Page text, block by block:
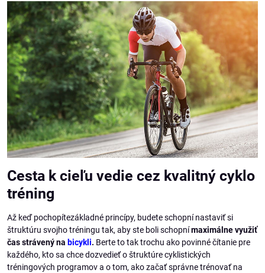
Cesta k cieľu vedie cez kvalitný cyklo
tréning
Až keď pochopítezákladné princípy, budete schopní nastaviť si
štruktúru svojho tréningu tak, aby ste boli schopnímaximálne využiť
čas strávený na bicykli. Berte to tak trochu ako povinné čítanie pre
každého, kto sa chce dozvedieť o štruktúre cyklistických
tréningových programov a o tom, ako začať správne trénovať na